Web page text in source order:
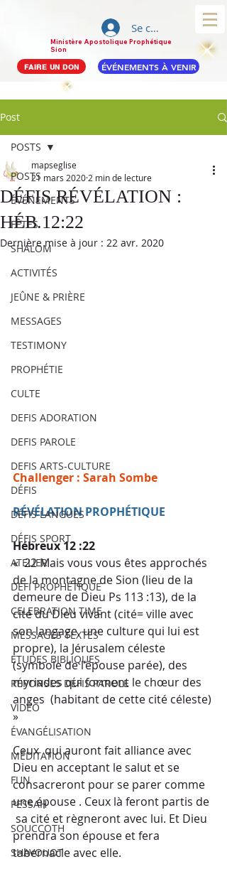
Ministère Apostolique Prophétique
Sion
Se connecter
FAIRE UN DON ÉVÉNEMENTS À VENIR
Post
POSTS
ÉVÉNEMENTS
FÊTES
SHALOM
ACTIVITÉS
JEÛNE & PRIÈRE
MESSAGES
TESTIMONY
PROPHÉTIE
CULTE
DEFIS ADORATION
DEFIS PAROLE
DEFIS ARTS-CULTURE
DÉFIS
DÉFIS LANGUES
DÉFIS SPORT
ATELIER
DÉFI PROPHÉTIQUE
CELEBRATION TIME
MESSAGES TEXTES
ETUDES BIBLIQUES
RÉPONSES DÉFIS PAROLE
VIDÉO
ÉVANGÉLISATION
MÉDITATION
FUN
PESSAH
SOUCCOTH
SHAVOUOT
POSTS
DÉFIS RÉVÉLATION :
HÉB.12:22
mapseglise
21 mars 2020 2 min de lecture
Dernière mise à jour : 22 avr. 2020
Challenger : Sarah Sombe
RÉVÉLATION PROPHÉTIQUE
Hébreux 12 :22
«  22 Mais vous vous êtes approchés
de la montagne de Sion (lieu de la
demeure de Dieu Ps 113 :13), de la
cité du Dieu vivant (cité= ville avec
son langage, une culture qui lui est
propre), la Jérusalem céleste
(symbole de l’épouse parée), des
myriades qui forment le chœur des
anges  (habitant de cette cité céleste)
»
Ceux  qui auront fait alliance avec
Dieu en acceptant le salut et se
consacreront pour se parer comme
une épouse . Ceux là feront partis de
sa cité et règneront avec lui. Et Dieu
prendra son épouse et fera
tabernacle avec elle.